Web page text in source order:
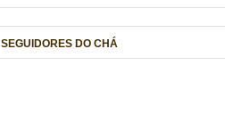
SEGUIDORES DO CHÁ